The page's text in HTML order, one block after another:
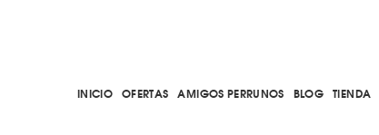
INICIO OFERTAS AMIGOS PERRUNOS BLOG TIENDA